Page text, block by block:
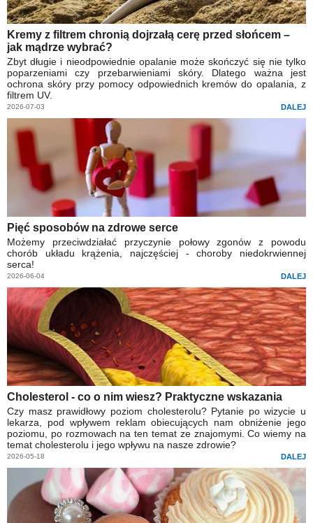
Kremy z filtrem chronią dojrzałą cerę przed słońcem –
jak mądrze wybrać?
Zbyt długie i nieodpowiednie opalanie może skończyć się nie tylko
poparzeniami czy przebarwieniami skóry. Dlatego ważna jest
ochrona skóry przy pomocy odpowiednich kremów do opalania, z
filtrem UV.
2026-07-03 DALEJ
Pięć sposobów na zdrowe serce
Możemy przeciwdziałać przyczynie połowy zgonów z powodu
chorób układu krążenia, najczęściej - choroby niedokrwiennej
serca!
2026-06-04 DALEJ
Cholesterol - co o nim wiesz? Praktyczne wskazania
Czy masz prawidłowy poziom cholesterolu? Pytanie po wizycie u
lekarza, pod wpływem reklam obiecujących nam obniżenie jego
poziomu, po rozmowach na ten temat ze znajomymi. Co wiemy na
temat cholesterolu i jego wpływu na nasze zdrowie?
2026-05-18 DALEJ